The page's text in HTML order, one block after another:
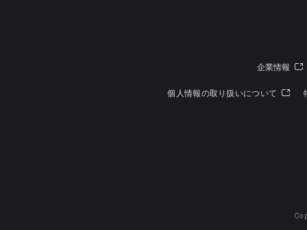
企業情報
個人情報の取り扱いについて